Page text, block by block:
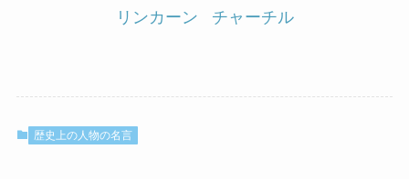
リンカーン チャーチル
歴史上の人物の名言